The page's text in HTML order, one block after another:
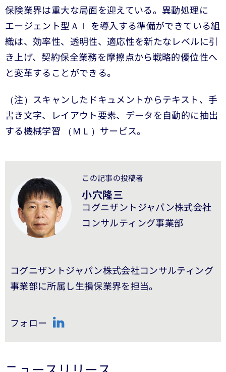
保険業界は重大な局面を迎えている。異動処理に
エージェント型ＡＩ を導入する準備ができている組
織は、効率性、透明性、適応性を新たなレベルに引
き上げ、契約保全業務を摩擦点から戦略的優位性へ
と変革することができる。
（注）スキャンしたドキュメントからテキスト、手
書き文字、レイアウト要素、データを自動的に抽出
する機械学習 （ＭＬ）サービス。
この記事の投稿者
小穴隆三
コグニザントジャパン株式会社
コンサルティング事業部
コグニザントジャパン株式会社コンサルティング
事業部に所属し生損保業界を担当。
フォロー